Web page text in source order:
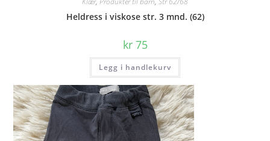
Heldress i viskose str. 3 mnd. (62)
kr75
Legg i handlekurv